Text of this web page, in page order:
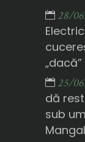
28/
25/
dă
sub